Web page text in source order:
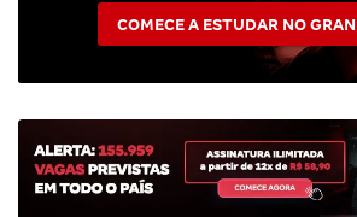
COMECE A ESTUDAR NO